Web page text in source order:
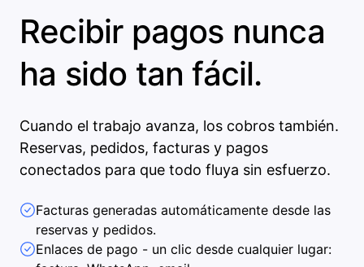
Recibir pagos nunca
ha sido tan fácil.
Cuando el trabajo avanza, los cobros también.
Reservas, pedidos, facturas y pagos
conectados para que todo fluya sin esfuerzo.
Facturas generadas automáticamente desde las
reservas y pedidos.
Enlaces de pago - un clic desde cualquier lugar: